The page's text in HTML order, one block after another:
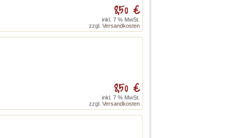
8,50 €
inkl. 7 % MwSt.
zzgl. Versandkosten
8,50 €
inkl. 7 % MwSt.
zzgl. Versandkosten